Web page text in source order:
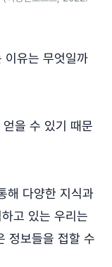
이유는 무엇일까
을 수 있기 때문
해 다양한 지식과
고 있는 우리는
정보들을 접할 수